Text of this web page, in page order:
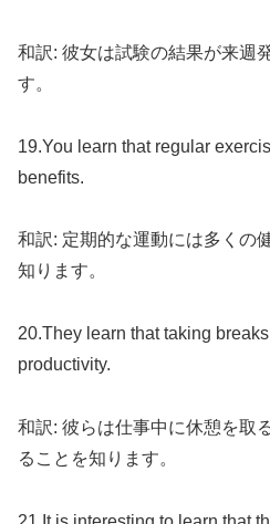
和訳: 彼女は試験の結果が来週
す。
19.You learn that regular
benefits.
和訳: 定期的な運動には多くの
知ります。
20.They learn that taking
productivity.
和訳: 彼らは仕事中に休憩を取
ることを知ります。